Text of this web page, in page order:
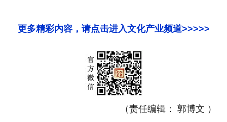
更多精彩内容，请点击进入文化产业频道>>>>>
（责任编辑： 郭博文 ）